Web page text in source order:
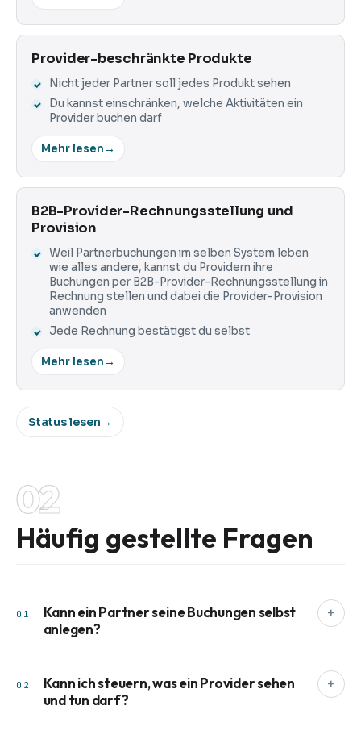
Provider-beschränkte Produkte
Nicht jeder Partner soll jedes Produkt sehen
Du kannst einschränken, welche Aktivitäten ein
Provider buchen darf
Mehr lesen→
B2B-Provider-Rechnungsstellung und
Provision
Weil Partnerbuchungen im selben System leben
wie alles andere, kannst du Providern ihre
Buchungen per B2B-Provider-Rechnungsstellung in
Rechnung stellen und dabei die Provider-Provision
anwenden
Jede Rechnung bestätigst du selbst
Mehr lesen→
Status lesen→
02
Häufig gestellte Fragen
01
Kann ein Partner seine Buchungen selbst
anlegen?
+
02
Kann ich steuern, was ein Provider sehen
und tun darf?
+